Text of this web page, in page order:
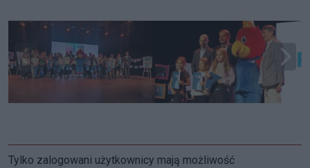
Tylko zalogowani użytkownicy mają możliwość